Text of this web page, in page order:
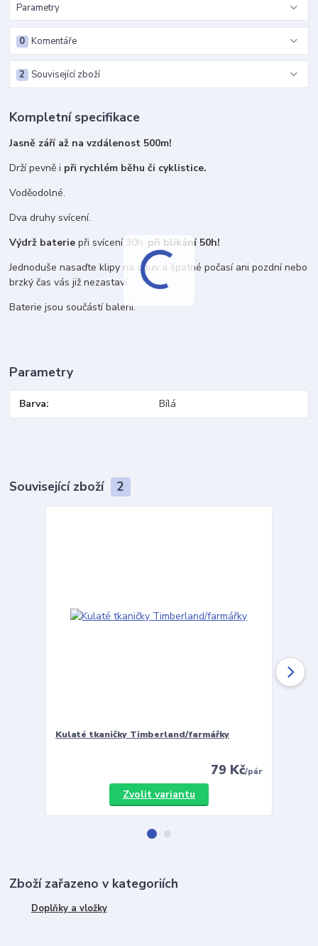
Parametry
Komentáře
0
Související zboží
2
Kompletní specifikace
Jasně září až na vzdálenost 500m!
Drží pevně i při rychlém běhu či cyklistice.
Voděodolné.
Dva druhy svícení.
Výdrž bateriepři svícení 30h, při blikání 50h!
Jednoduše nasaďte klipy na obuv a špatné počasí ani pozdní nebo
brzký čas vás již nezastaví.
Baterie jsou součástí balení.
Parametry
Barva Bílá
Související zboží 2
Kulaté tkaničky Timberland/farmářky
79 Kč/pár
Zvolit variantu
Zboží zařazeno v kategoriích
Doplňky a vložky